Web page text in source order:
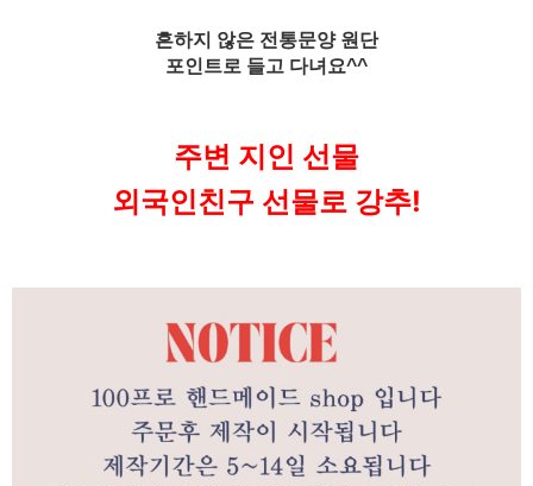
흔하지 않은 전통문양 원단
포인트로 들고 다녀요^^
주변 지인 선물
외국인친구 선물로 강추!